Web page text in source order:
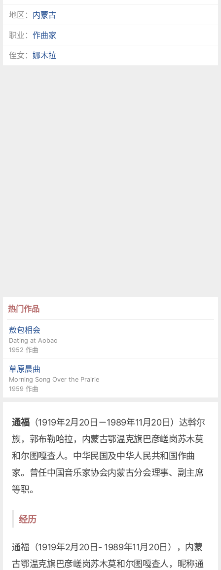
地区： 内蒙古
职业：作曲家
侄女：娜木拉
热门作品
敖包相会
Dating at Aobao
1952 作曲
草原晨曲
Morning Song Over the Prairie
1959 作曲
通福（1919年2月20日－1989年11月20日）达斡尔
族，郭布勒哈拉，内蒙古鄂温克旗巴彦嵯岗苏木莫
和尔图嘎查人。中华民国及中华人民共和国作曲
家。曾任中国音乐家协会内蒙古分会理事、副主席
等职。
经历
通福（1919年2月20日- 1989年11月20日），内蒙
古鄂温克旗巴彦嵯岗苏木莫和尔图嘎查人，昵称通